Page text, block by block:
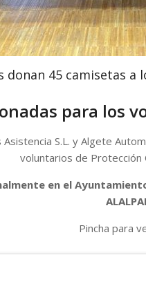
donan 45 camisetas
para los
S.L. y Algete
voluntarios de Protección
en el Ayuntamiento
Pincha para